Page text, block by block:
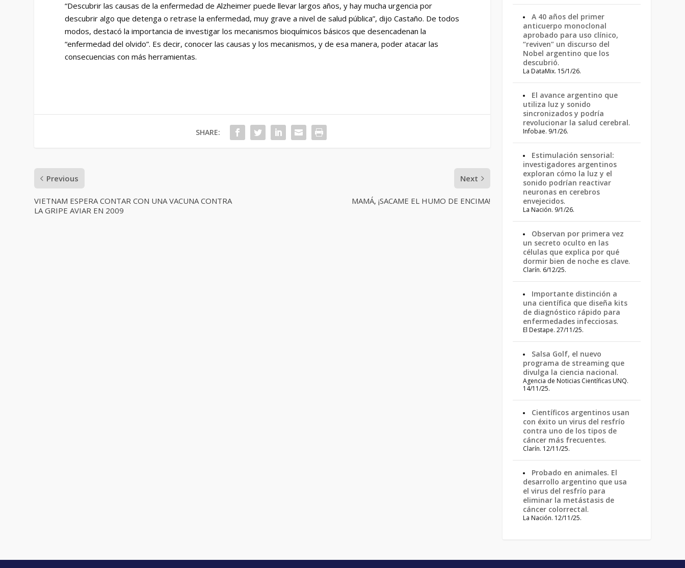
“Descubrir las causas de la enfermedad de Alzheimer puede llevar largos años, y hay mucha urgencia por
descubrir algo que detenga o retrase la enfermedad, muy grave a nivel de salud pública”, dijo Castaño. De todos
modos, destacó la importancia de investigar los mecanismos bioquímicos básicos que desencadenan la
“enfermedad del olvido”. Es decir, conocer las causas y los mecanismos, y de esa manera, poder atacar las
consecuencias con más herramientas.
SHARE:
Previous
VIETNAM ESPERA CONTAR CON UNA VACUNA CONTRA
LA GRIPE AVIAR EN 2009
Next
MAMÁ, ¡SACAME EL HUMO DE ENCIMA!
A 40 años del primer
anticuerpo monoclonal
aprobado para uso clínico,
“reviven” un discurso del
Nobel argentino que los
descubrió.
La DataMix. 15/1/26.
El avance argentino que
utiliza luz y sonido
sincronizados y podría
revolucionar la salud cerebral.
Infobae. 9/1/26.
Estimulación sensorial:
investigadores argentinos
exploran cómo la luz y el
sonido podrían reactivar
neuronas en cerebros
envejecidos.
La Nación. 9/1/26.
Observan por primera vez
un secreto oculto en las
células que explica por qué
dormir bien de noche es clave.
Clarín. 6/12/25.
Importante distinción a
una científica que diseña kits
de diagnóstico rápido para
enfermedades infecciosas.
El Destape. 27/11/25.
Salsa Golf, el nuevo
programa de streaming que
divulga la ciencia nacional.
Agencia de Noticias Científicas UNQ.
14/11/25.
Científicos argentinos usan
con éxito un virus del resfrío
contra uno de los tipos de
cáncer más frecuentes.
Clarín. 12/11/25.
Probado en animales. El
desarrollo argentino que usa
el virus del resfrío para
eliminar la metástasis de
cáncer colorrectal.
La Nación. 12/11/25.